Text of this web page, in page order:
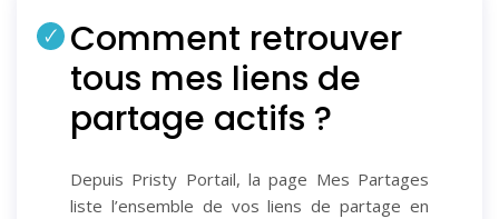
Comment retrouver
tous mes liens de
partage actifs ?
Depuis Pristy Portail, la page Mes Partages
liste l’ensemble de vos liens de partage en